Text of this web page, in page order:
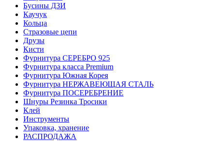
Бусины ДЗИ
Каучук
Кольца
Стразовые цепи
Друзы
Кисти
Фурнитура СЕРЕБРО 925
Фурнитура класса Premium
Фурнитура Южная Корея
Фурнитура НЕРЖАВЕЮЩАЯ СТАЛЬ
Фурнитура ПОСЕРЕБРЕНИЕ
Шнуры Резинка Тросики
Клей
Инструменты
Упаковка, хранение
РАСПРОДАЖА